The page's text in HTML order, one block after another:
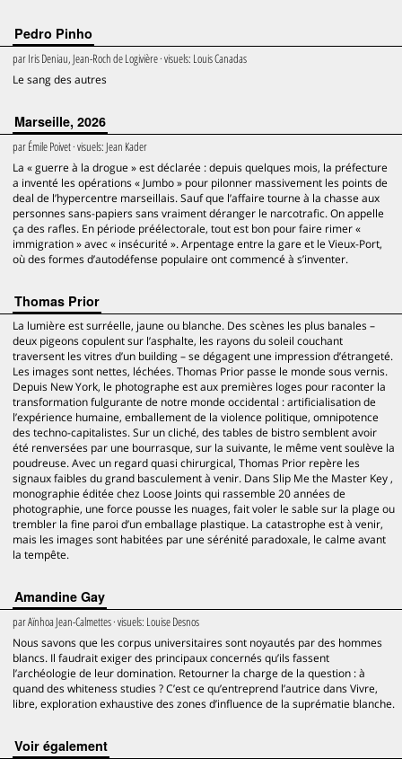
Pedro Pinho
parIris Deniau, Jean-Roch de Logivière· visuels: Louis Canadas
Le sang des autres
Marseille, 2026
parÉmile Poivet· visuels: Jean Kader
La « guerre à la drogue » est déclarée : depuis quelques mois, la préfecture
a inventé les opérations « Jumbo » pour pilonner massivement les points de
deal de l’hypercentre marseillais. Sauf que l’affaire tourne à la chasse aux
personnes sans-papiers sans vraiment déranger le narcotrafic. On appelle
ça des rafles. En période préélectorale, tout est bon pour faire rimer «
immigration » avec « insécurité ». Arpentage entre la gare et le Vieux-Port,
où des formes d’autodéfense populaire ont commencé à s’inventer.
Thomas Prior
La lumière est surréelle, jaune ou blanche. Des scènes les plus banales –
deux pigeons copulent sur l’asphalte, les rayons du soleil couchant
traversent les vitres d’un building – se dégagent une impression d’étrangeté.
Les images sont nettes, léchées. Thomas Prior passe le monde sous vernis.
Depuis New York, le photographe est aux premières loges pour raconter la
transformation fulgurante de notre monde occidental : artificialisation de
l’expérience humaine, emballement de la violence politique, omnipotence
des techno-capitalistes. Sur un cliché, des tables de bistro semblent avoir
été renversées par une bourrasque, sur la suivante, le même vent soulève la
poudreuse. Avec un regard quasi chirurgical, Thomas Prior repère les
signaux faibles du grand basculement à venir. Dans Slip Me the Master Key ,
monographie éditée chez Loose Joints qui rassemble 20 années de
photographie, une force pousse les nuages, fait voler le sable sur la plage ou
trembler la fine paroi d’un emballage plastique. La catastrophe est à venir,
mais les images sont habitées par une sérénité paradoxale, le calme avant
la tempête.
Amandine Gay
parAïnhoa Jean-Calmettes· visuels: Louise Desnos
Nous savons que les corpus universitaires sont noyautés par des hommes
blancs. Il faudrait exiger des principaux concernés qu’ils fassent
l’archéologie de leur domination. Retourner la charge de la question : à
quand des whiteness studies ? C’est ce qu’entreprend l’autrice dans Vivre,
libre, exploration exhaustive des zones d’influence de la suprématie blanche.
voir également